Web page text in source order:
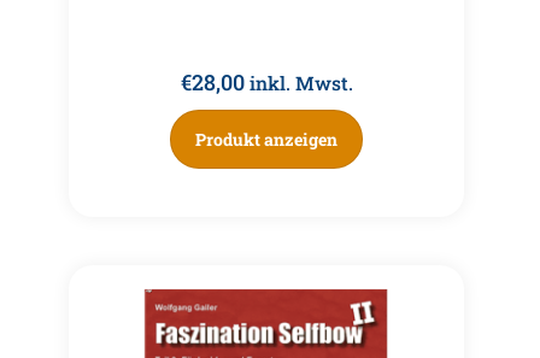
€28,00 inkl. Mwst.
Produkt anzeigen